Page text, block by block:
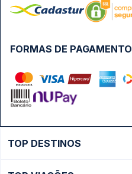
FORMAS DE PAGAMENTO
TOP DESTINOS